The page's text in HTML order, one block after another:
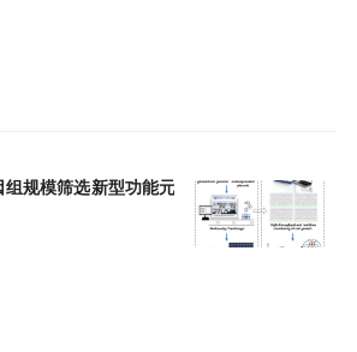
规模筛选新型功能元件方面获进展